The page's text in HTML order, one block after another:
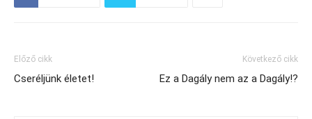
Előző cikk
Cseréljünk életet!
Következő cikk
Ez a Dagály nem az a Dagály!?